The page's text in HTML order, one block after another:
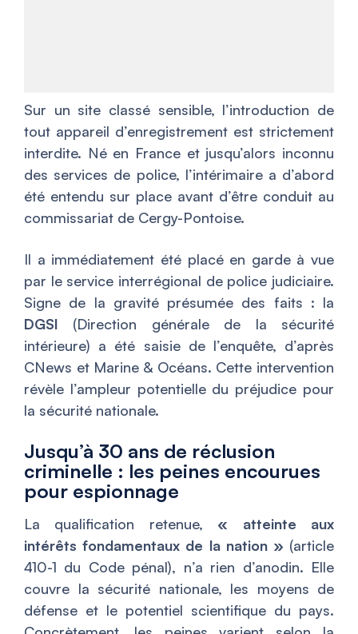
Sur un site classé sensible, l’introduction de
tout appareil d’enregistrement est strictement
interdite. Né en France et jusqu’alors inconnu
des services de police, l’intérimaire a d’abord
été entendu sur place avant d’être conduit au
commissariat de Cergy-Pontoise.
Il a immédiatement été placé en garde à vue
par le service interrégional de police judiciaire.
Signe de la gravité présumée des faits : la
DGSI (Direction générale de la sécurité
intérieure) a été saisie de l’enquête, d’après
CNews et Marine & Océans. Cette intervention
révèle l’ampleur potentielle du préjudice pour
la sécurité nationale.
Jusqu’à 30 ans de réclusion
criminelle : les peines encourues
pour espionnage
La qualification retenue, « atteinte aux
intérêts fondamentaux de la nation » (article
410-1 du Code pénal), n’a rien d’anodin. Elle
couvre la sécurité nationale, les moyens de
défense et le potentiel scientifique du pays.